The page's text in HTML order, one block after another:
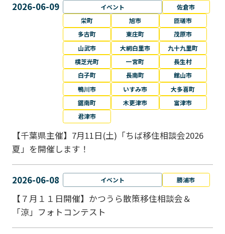
2026-06-09 イベント
佐倉市
栄町
旭市
匝瑳市
多古町
東庄町
茂原市
山武市
大網白里市
九十九里町
横芝光町
一宮町
長生村
白子町
長南町
館山市
鴨川市
いすみ市
大多喜町
鋸南町
木更津市
富津市
君津市
【千葉県主催】7月11日(土)「ちば移住相談会2026
夏」を開催します！
2026-06-08 イベント 勝浦市
【７月１１日開催】かつうら散策移住相談会＆
「涼」フォトコンテスト